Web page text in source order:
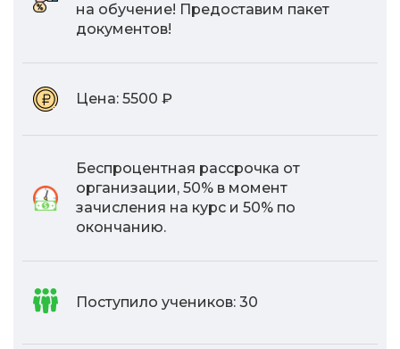
на обучение! Предоставим пакет
документов!
Цена: 5500 ₽
Беспроцентная рассрочка от
организации, 50% в момент
зачисления на курс и 50% по
окончанию.
Поступило учеников: 30